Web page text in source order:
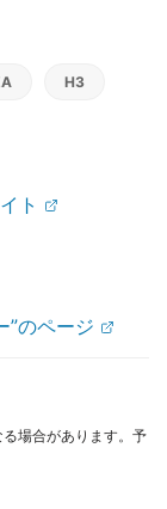
H3
ト
”のページ
場合があります。予